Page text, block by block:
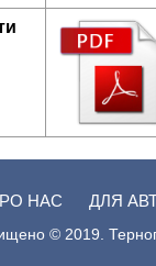
НАС ДЛЯ
© 2019.